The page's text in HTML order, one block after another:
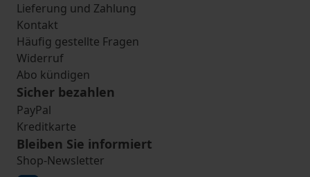
Lieferung und Zahlung
Kontakt
Häufig gestellte Fragen
Widerruf
Abo kündigen
Sicher bezahlen
PayPal
Kreditkarte
Bleiben Sie informiert
Shop-Newsletter